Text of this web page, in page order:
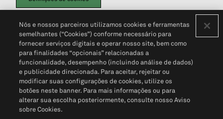
Política de PrivacidadePortal de privacidade do cliente (em inglês)
Não Venda Minhas Informações Pessoais© 2026 S&P Global
Nós e nossos parceiros utilizamos cookies e ferramentas
semelhantes (“Cookies”) conforme necessário para
fornecer serviços digitais e operar nosso site, bem como
para finalidades “opcionais” relacionadas a
funcionalidade, desempenho (incluindo análise de dados)
e publicidade direcionada. Para aceitar, rejeitar ou
modificar suas configurações de cookies, utilize os
botões neste banner. Para mais informações ou para
alterar sua escolha posteriormente, consulte nosso Aviso
sobre Cookies.